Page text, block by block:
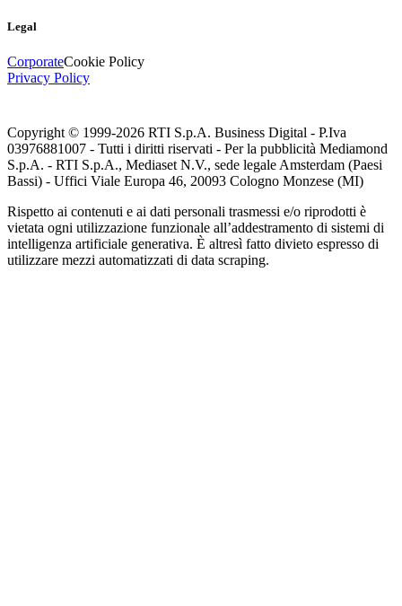
Legal
CorporateCookie Policy
Privacy Policy
Copyright © 1999-2026 RTI S.p.A. Business Digital - P.Iva
03976881007 - Tutti i diritti riservati - Per la pubblicità Mediamond
S.p.A. - RTI S.p.A., Mediaset N.V., sede legale Amsterdam (Paesi
Bassi) - Uffici Viale Europa 46, 20093 Cologno Monzese (MI)
Rispetto ai contenuti e ai dati personali trasmessi e/o riprodotti è
vietata ogni utilizzazione funzionale all’addestramento di sistemi di
intelligenza artificiale generativa. È altresì fatto divieto espresso di
utilizzare mezzi automatizzati di data scraping.